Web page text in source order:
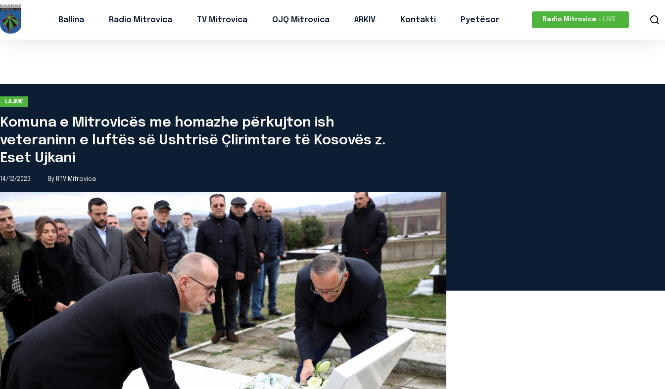
Ballina Radio Mitrovica TV Mitrovica OJQ Mitrovica ARKIV Kontakti Pyetësor Radio Mitrovica • LIVE
LAJME
Komuna e Mitrovicës me homazhe përkujton ish
veteraninn e luftës së Ushtrisë Çlirimtare të Kosovës z.
Eset Ujkani
14/12/2023 By RTV Mitrovica